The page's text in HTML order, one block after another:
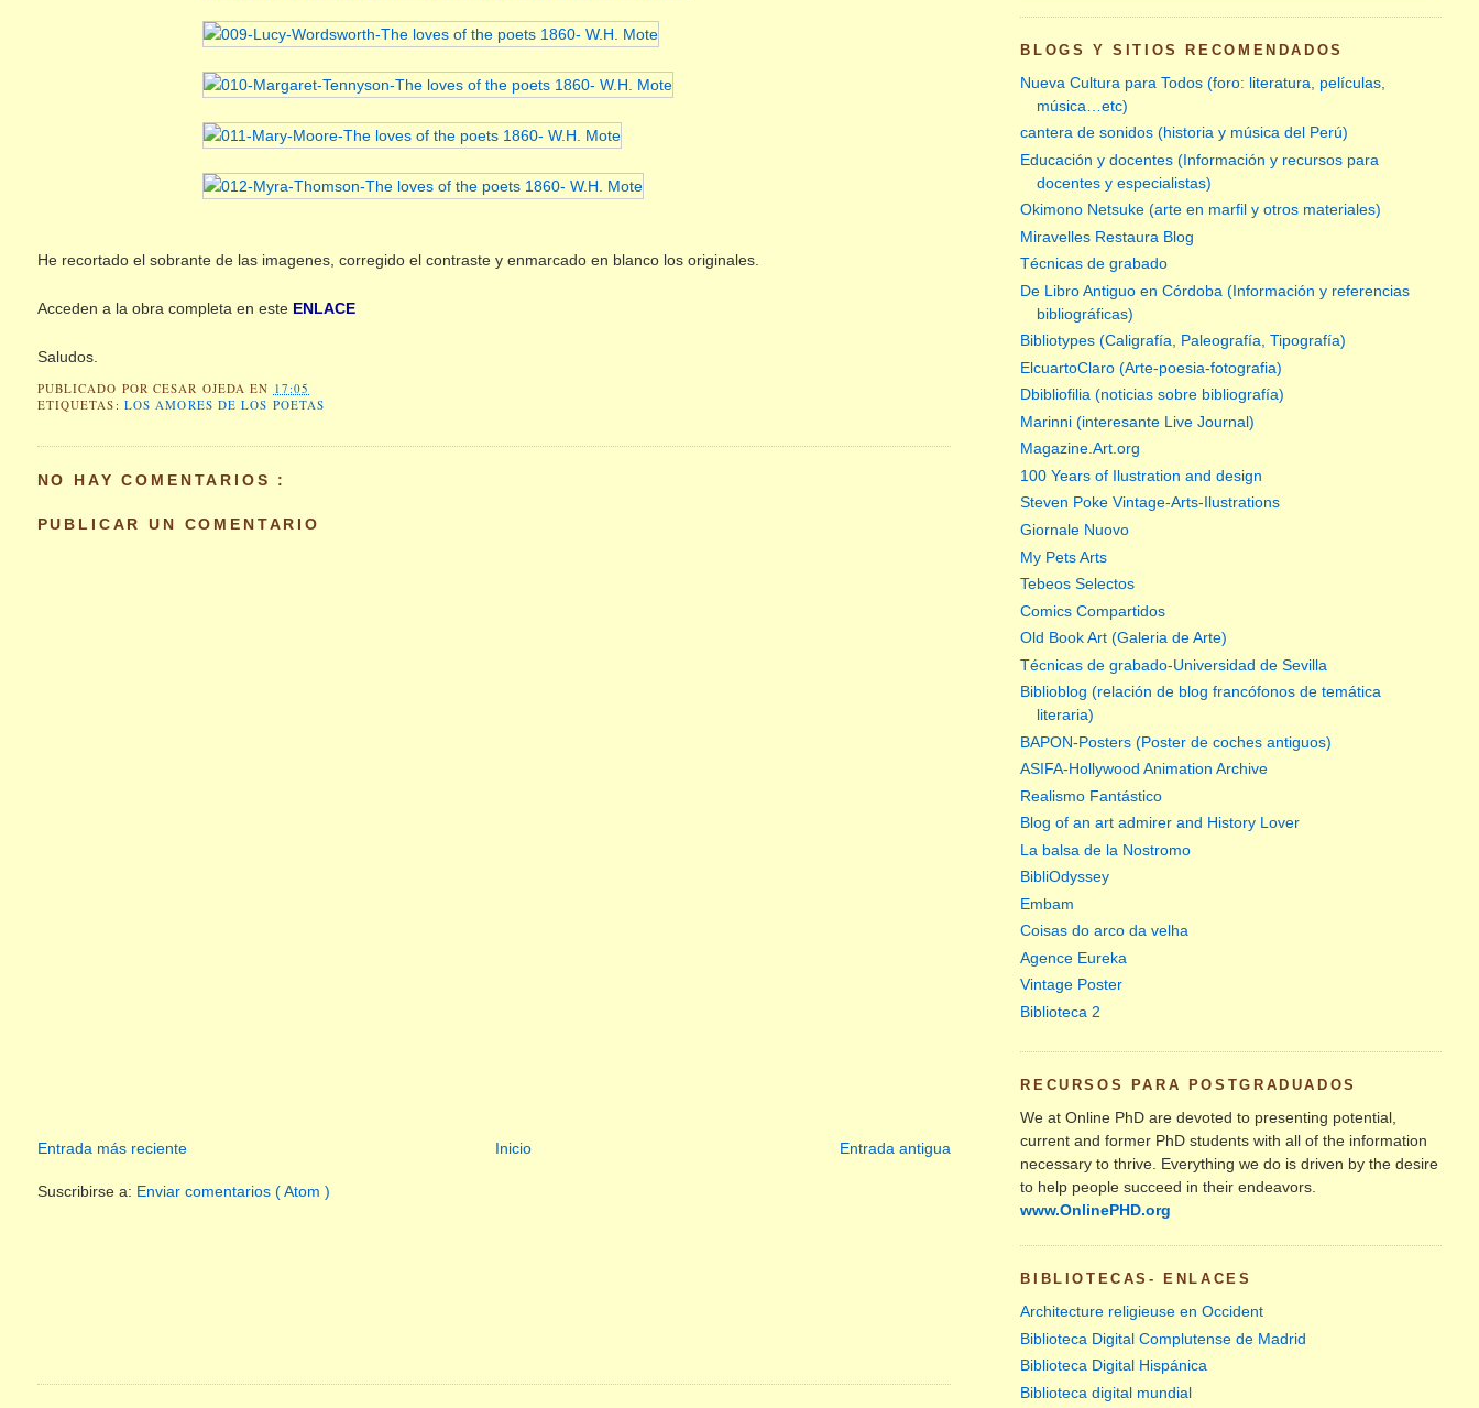
He recortado el sobrante de las imagenes, corregido el contraste y enmarcado en blanco los originales.
Acceden a la obra completa en este ENLACE
Saludos.
PUBLICADO PORCESAR OJEDAEN 17:05
ETIQUETAS: LOS AMORES DE LOS POETAS
NO HAY COMENTARIOS :
PUBLICAR UN COMENTARIO
Entrada más reciente Entrada antigua
Inicio
Suscribirse a: Enviar comentarios ( Atom )
BLOGS Y SITIOS RECOMENDADOS
Nueva Cultura para Todos (foro: literatura, películas,
música…etc)
cantera de sonidos (historia y música del Perú)
Educación y docentes (Información y recursos para
docentes y especialistas)
Okimono Netsuke (arte en marfil y otros materiales)
Miravelles Restaura Blog
Técnicas de grabado
De Libro Antiguo en Córdoba (Información y referencias
bibliográficas)
Bibliotypes (Caligrafía, Paleografía, Tipografía)
ElcuartoClaro (Arte-poesia-fotografia)
Dbibliofilia (noticias sobre bibliografía)
Marinni (interesante Live Journal)
Magazine.Art.org
100 Years of Ilustration and design
Steven Poke Vintage-Arts-Ilustrations
Giornale Nuovo
My Pets Arts
Tebeos Selectos
Comics Compartidos
Old Book Art (Galeria de Arte)
Técnicas de grabado-Universidad de Sevilla
Biblioblog (relación de blog francófonos de temática
literaria)
BAPON-Posters (Poster de coches antiguos)
ASIFA-Hollywood Animation Archive
Realismo Fantástico
Blog of an art admirer and History Lover
La balsa de la Nostromo
BibliOdyssey
Embam
Coisas do arco da velha
Agence Eureka
Vintage Poster
Biblioteca 2
RECURSOS PARA POSTGRADUADOS
We at Online PhD are devoted to presenting potential,
current and former PhD students with all of the information
necessary to thrive. Everything we do is driven by the desire
to help people succeed in their endeavors.
www.OnlinePHD.org
BIBLIOTECAS- ENLACES
Architecture religieuse en Occident
Biblioteca Digital Complutense de Madrid
Biblioteca Digital Hispánica
Biblioteca digital mundial